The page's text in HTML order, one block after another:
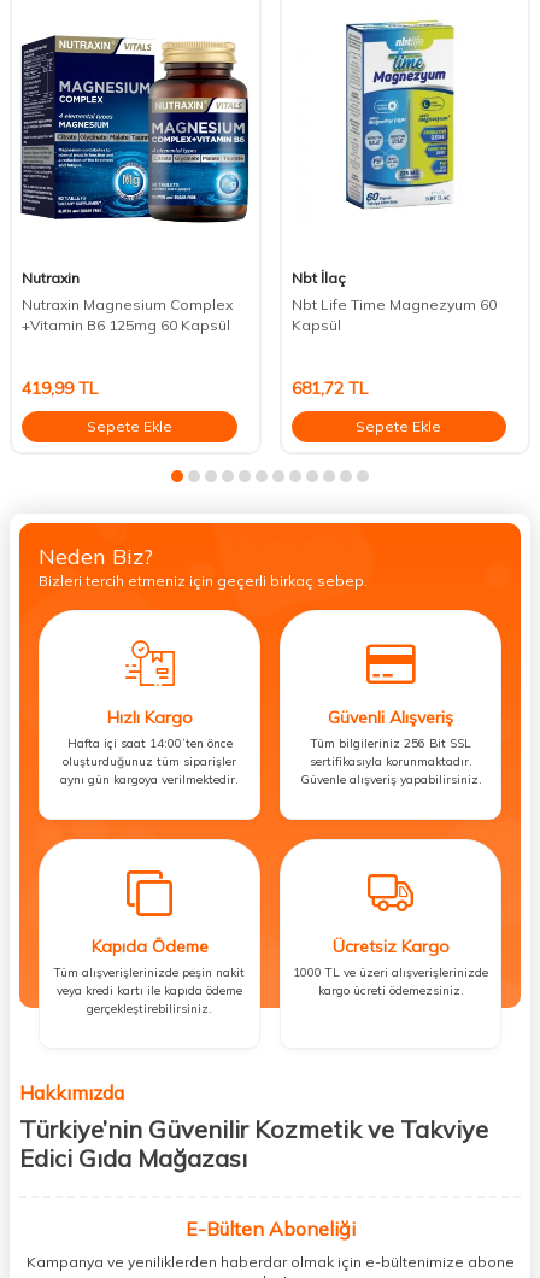
Nutraxin
Nutraxin Magnesium Complex
+Vitamin B6 125mg 60 Kapsül
419,99TL
Sepete Ekle
Nbt İlaç
Nbt Life Time Magnezyum 60
Kapsül
681,72TL
Sepete Ekle
Neden Biz?
Bizleri tercih etmeniz için geçerli birkaç sebep.
Hızlı Kargo
Hafta içi saat 14:00’ten önce
oluşturduğunuz tüm siparişler
aynı gün kargoya verilmektedir.
Güvenli Alışveriş
Tüm bilgileriniz 256 Bit SSL
sertifikasıyla korunmaktadır.
Güvenle alışveriş yapabilirsiniz.
Kapıda Ödeme
Tüm alışverişlerinizde peşin nakit
veya kredi kartı ile kapıda ödeme
gerçekleştirebilirsiniz.
Ücretsiz Kargo
1000 TL ve üzeri alışverişlerinizde
kargo ücreti ödemezsiniz.
Hakkımızda
Türkiye’nin Güvenilir Kozmetik ve Takviye
Edici Gıda Mağazası
kişisel bakım hem de takviye edici gıda ürünlerini sizlerle
buluşturuyoruz. Artık mağaza mağaza dolaşmanıza gerek yok;
ihtiyacınız olan her şeyi tek bir çatı altında topluyor ve kapınıza kadar
E-Bülten Aboneliği
Kampanya ve yeniliklerden haberdar olmak için e-bültenimize abone